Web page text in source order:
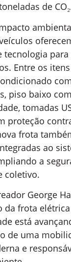
de
tecnologia para
Entre os
piso baixo
tomadas
proteção
frota
ao
a
coletivo.
George
da frota
está
de uma
e